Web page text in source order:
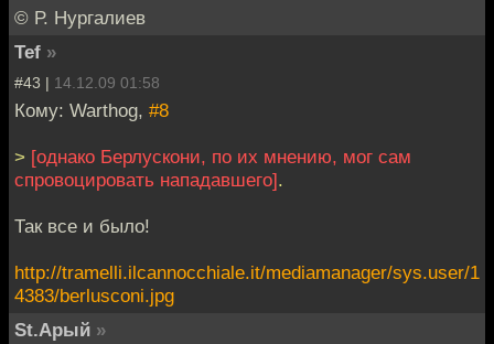
© Р. Нургалиев
Tef »
#43 | 14.12.09 01:58
Кому: Warthog, #8
> [однако Берлускони, по их мнению, мог сам
спровоцировать нападавшего].
Так все и было!
http://tramelli.ilcannocchiale.it/mediamanager/sys.user/1
4383/berlusconi.jpg
St.Арый »